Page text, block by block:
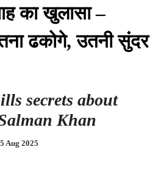
का खुलासा –
ढकोगे, उतनी सुंदर
secrets about
Khan
Aug 2025